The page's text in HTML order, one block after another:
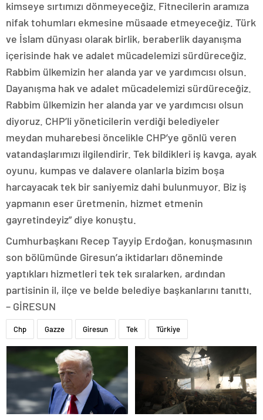
kimseye sırtımızı dönmeyeceğiz. Fitnecilerin aramıza
nifak tohumları ekmesine müsaade etmeyeceğiz. Türk
ve İslam dünyası olarak birlik, beraberlik dayanışma
içerisinde hak ve adalet mücadelemizi sürdüreceğiz.
Rabbim ülkemizin her alanda yar ve yardımcısı olsun.
Dayanışma hak ve adalet mücadelemizi sürdüreceğiz.
Rabbim ülkemizin her alanda yar ve yardımcısı olsun
diyoruz. CHP’li yöneticilerin verdiği belediyeler
meydan muharebesi öncelikle CHP’ye gönlü veren
vatandaşlarımızı ilgilendirir. Tek bildikleri iş kavga, ayak
oyunu, kumpas ve dalavere olanlarla bizim boşa
harcayacak tek bir saniyemiz dahi bulunmuyor. Biz iş
yapmanın eser üretmenin, hizmet etmenin
gayretindeyiz” diye konuştu.
Cumhurbaşkanı Recep Tayyip Erdoğan, konuşmasının
son bölümünde Giresun’a iktidarları döneminde
yaptıkları hizmetleri tek tek sıralarken, ardından
partisinin il, ilçe ve belde belediye başkanlarını tanıttı.
– GİRESUN
Chp Gazze Giresun Tek Türkiye